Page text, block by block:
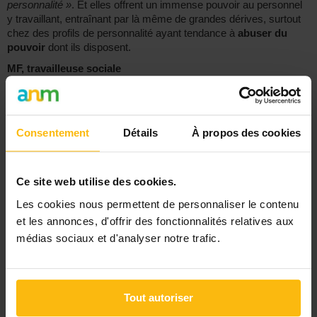
Consentement Détails À propos des cookies
Ce site web utilise des cookies.
Les cookies nous permettent de personnaliser le contenu
et les annonces, d'offrir des fonctionnalités relatives aux
médias sociaux et d'analyser notre trafic.
Tout autoriser
personnalité ». Et elles offrent un immense pouvoir au personnel
y travaillant, entraînant par là même de grandes dérives, surtout
chez des profils de personnalité ayant tendance à abuser du
pouvoir dont ils disposent.
MF, travailleuse sociale
Signaler
« Retour
Rechercher